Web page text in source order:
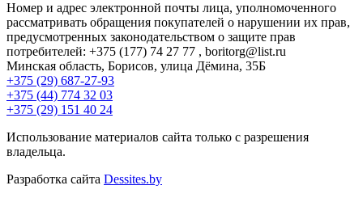
Номер и адрес электронной почты лица, уполномоченного
рассматривать обращения покупателей о нарушении их прав,
предусмотренных законодательством о защите прав
потребителей: +375 (177) 74 27 77 , boritorg@list.ru
Минская область, Борисов, улица Дёмина, 35Б
+375 (29) 687-27-93
+375 (44) 774 32 03
+375 (29) 151 40 24
Использование материалов сайта только с разрешения
владельца.
Разработка сайта Dessites.by